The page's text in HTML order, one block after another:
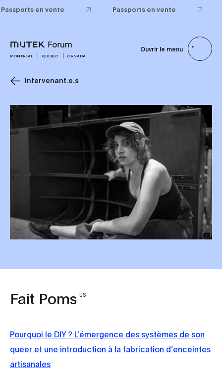
Passports en vente Passports en vente
MONTRÉAL QUÉBEC CANADA
Ouvrir le menu
Intervenant.e.s
Fait Poms US
Pourquoi le DIY ? L’émergence des systèmes de son
queer et une introduction à la fabrication d’enceintes
artisanales